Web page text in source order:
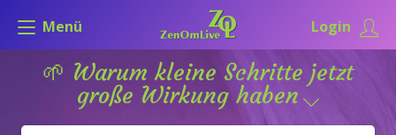
Menü Login
🌱 Warum kleine Schritte jetzt
große Wirkung haben